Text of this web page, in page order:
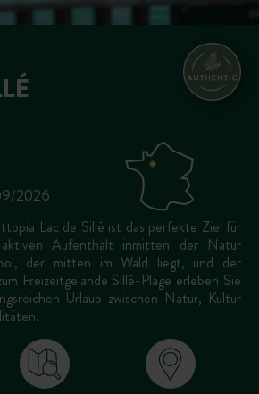
2026
Lac de Sillé ist das perfekte Ziel für
Aufenthalt inmitten der Natur
der mitten im Wald liegt, und der
Freizeitgelände Sillé-Plage erleben Sie
Urlaub zwischen Natur, Kultur